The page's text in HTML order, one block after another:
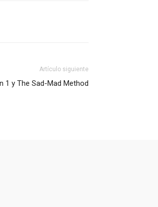
Artículo siguiente
1 y The Sad-Mad Method